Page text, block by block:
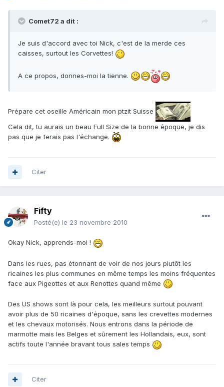
Comet72 a dit :
Je suis d'accord avec toi Nick, c'est de la merde ces
caisses, surtout les Corvettes!
A ce propos, donnes-moi la tienne.
Prépare cet oseille Américain mon ptzit Suisse
Cela dit, tu aurais un beau Full Size de la bonne époque, je dis
pas que je ferais pas l'échange.
Citer
Fifty
Posté(e) le 23 novembre 2010
Okay Nick, apprends-moi !
Dans les rues, pas étonnant de voir de nos jours plutôt les
ricaines les plus communes en même temps les moins fréquentes
face aux Pigeottes et aux Renottes quand même
Des US shows sont là pour cela, les meilleurs surtout pouvant
avoir plus de 50 ricaines d'époque, sans les crevettes modernes
et les chevaux motorisés. Nous entrons dans la période de
marmotte mais les Belges et sûrement les Hollandais, eux, sont
actifs toute l'année bravant tous sales temps
Citer